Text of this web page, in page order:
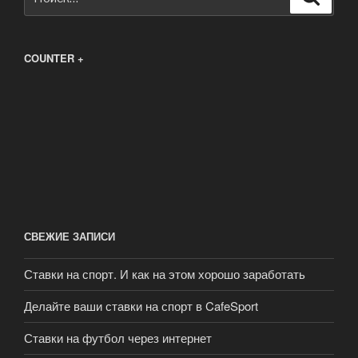
COUNTER +
СВЕЖИЕ ЗАПИСИ
Ставки на спорт. И как на этом хорошо заработать
Делайте ваши ставки на спорт в CafeSport
Ставки на футбол через интернет